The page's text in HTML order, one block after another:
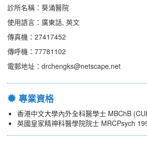
診所名稱：葵涌醫院
使用語言：廣東話, 英文
傳真機：27417452
傳呼機：77781102
電郵地址：drchengks@netscape.net
專業資格
香港中文大學內外全科醫學士 MBChB
英國皇家精神科醫學院院士 MRCPsych